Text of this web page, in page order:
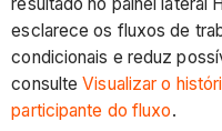
esclarece os fluxos de
condicionais e reduz
consulteVisualizar o
participante do fluxo.